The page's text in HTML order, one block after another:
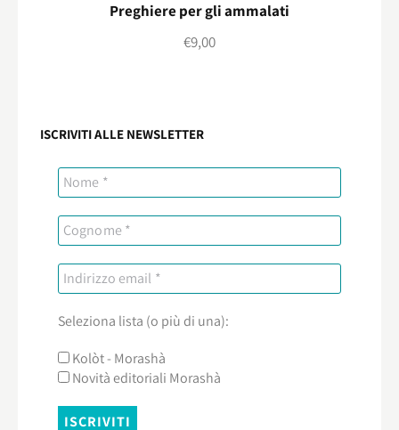
Preghiere per gli ammalati
€9,00
ISCRIVITI ALLE NEWSLETTER
Seleziona lista (o più di una):
Kolòt - Morashà
Novità editoriali Morashà